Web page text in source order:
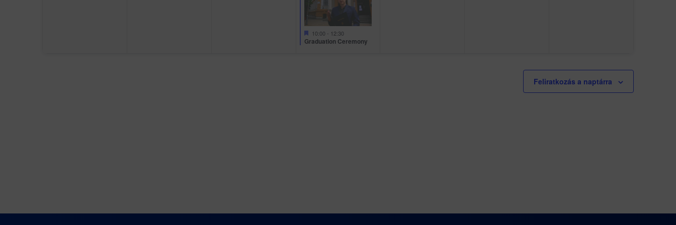
Kiemelt
10:00 - 12:30
Graduation Ceremony
Feliratkozás a naptárra